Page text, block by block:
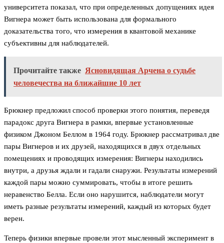
университета показал, что при определенных допущениях идея
Вигнера может быть использована для формального
доказательства того, что измерения в квантовой механике
субъективны для наблюдателей.
Прочитайте также Ясновидящая Арчена о судьбе
человечества на ближайшие 10 лет
Брюкнер предложил способ проверки этого понятия, переведя
парадокс друга Вигнера в рамки, впервые установленные
физиком Джоном Беллом в 1964 году. Брюкнер рассматривал две
пары Вигнеров и их друзей, находящихся в двух отдельных
помещениях и проводящих измерения: Вигнеры находились
внутри, а друзья ждали и гадали снаружи. Результаты измерений
каждой пары можно суммировать, чтобы в итоге решить
неравенство Белла. Если оно нарушится, наблюдатели могут
иметь разные результаты измерений, каждый из которых будет
верен.
Теперь физики впервые провели этот мысленный эксперимент в